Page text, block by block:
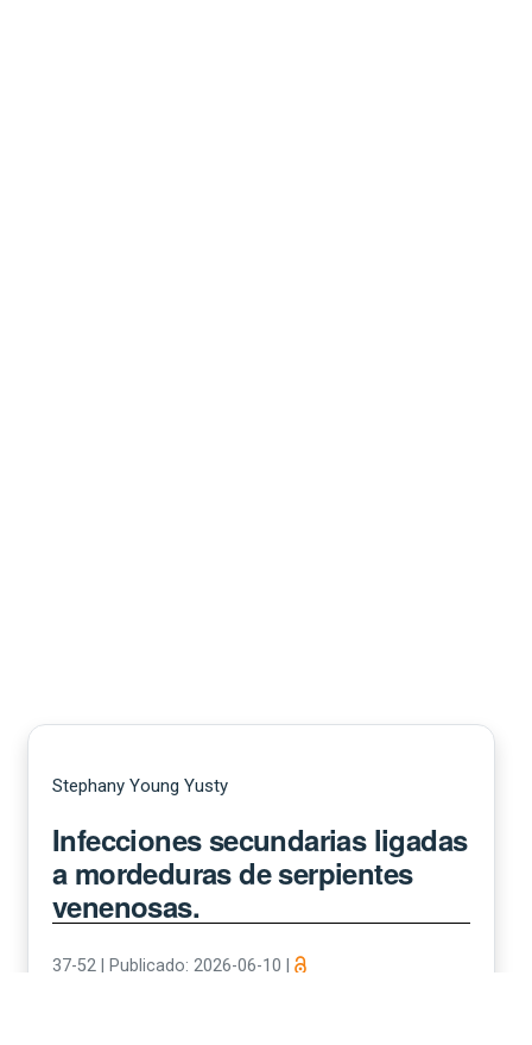
Stephany Young Yusty
Infecciones secundarias ligadas
a mordeduras de serpientes
venenosas.
37-52 Publicado: 2026-06-10